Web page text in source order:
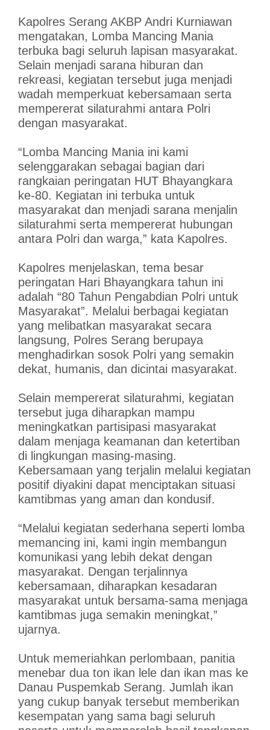
Kapolres Serang AKBP Andri Kurniawan
mengatakan, Lomba Mancing Mania
terbuka bagi seluruh lapisan masyarakat.
Selain menjadi sarana hiburan dan
rekreasi, kegiatan tersebut juga menjadi
wadah memperkuat kebersamaan serta
mempererat silaturahmi antara Polri
dengan masyarakat.
“Lomba Mancing Mania ini kami
selenggarakan sebagai bagian dari
rangkaian peringatan HUT Bhayangkara
ke-80. Kegiatan ini terbuka untuk
masyarakat dan menjadi sarana menjalin
silaturahmi serta mempererat hubungan
antara Polri dan warga,” kata Kapolres.
Kapolres menjelaskan, tema besar
peringatan Hari Bhayangkara tahun ini
adalah “80 Tahun Pengabdian Polri untuk
Masyarakat”. Melalui berbagai kegiatan
yang melibatkan masyarakat secara
langsung, Polres Serang berupaya
menghadirkan sosok Polri yang semakin
dekat, humanis, dan dicintai masyarakat.
Selain mempererat silaturahmi, kegiatan
tersebut juga diharapkan mampu
meningkatkan partisipasi masyarakat
dalam menjaga keamanan dan ketertiban
di lingkungan masing-masing.
Kebersamaan yang terjalin melalui kegiatan
positif diyakini dapat menciptakan situasi
kamtibmas yang aman dan kondusif.
“Melalui kegiatan sederhana seperti lomba
memancing ini, kami ingin membangun
komunikasi yang lebih dekat dengan
masyarakat. Dengan terjalinnya
kebersamaan, diharapkan kesadaran
masyarakat untuk bersama-sama menjaga
kamtibmas juga semakin meningkat,”
ujarnya.
Untuk memeriahkan perlombaan, panitia
menebar dua ton ikan lele dan ikan mas ke
Danau Puspemkab Serang. Jumlah ikan
yang cukup banyak tersebut memberikan
kesempatan yang sama bagi seluruh